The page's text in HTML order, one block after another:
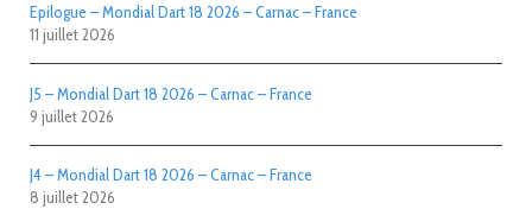
Epilogue – Mondial Dart 18 2026 – Carnac – France
11 juillet 2026
J5 – Mondial Dart 18 2026 – Carnac – France
9 juillet 2026
J4 – Mondial Dart 18 2026 – Carnac – France
8 juillet 2026